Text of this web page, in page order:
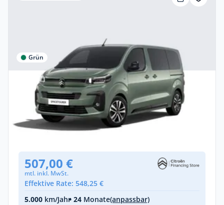
Grün
Privat & Gewerbe
Citroën SpaceTourer Max M Diesel 180
Automatik
Diesel •Automatik •180 PS (132 kW)
507,00 €
mtl. inkl. MwSt.
Effektive Rate: 548,25 €
5.000 km/Jahr• 24 Monate(anpassbar)